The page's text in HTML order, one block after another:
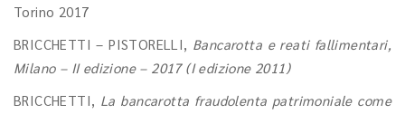
Torino 2017
BRICCHETTI – PISTORELLI, Bancarotta e reati fallimentari,
Milano – II edizione – 2017 (I edizione 2011)
BRICCHETTI, La bancarotta fraudolenta patrimoniale come